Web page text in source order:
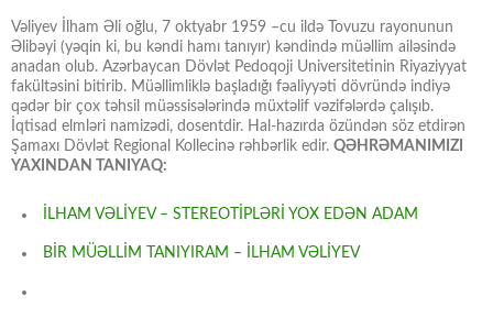
Vəliyev İlham Əli oğlu, 7 oktyabr 1959 –cu ildə Tovuzu rayonunun
Əlibəyi (yəqin ki, bu kəndi hamı tanıyır) kəndində müəllim ailəsində
anadan olub. Azərbaycan Dövlət Pedoqoji Universitetinin Riyaziyyat
fakültəsini bitirib. Müəllimliklə başladığı fəaliyyəti dövründə indiyə
qədər bir çox təhsil müəssisələrində müxtəlif vəzifələrdə çalışıb.
İqtisad elmləri namizədi, dosentdir. Hal-hazırda özündən söz etdirən
Şamaxı Dövlət Regional Kollecinə rəhbərlik edir. QƏHRƏMANIMIZI
YAXINDAN TANIYAQ:
İLHAM VƏLİYEV – STEREOTİPLƏRİ YOX EDƏN ADAM
BİR MÜƏLLİM TANIYIRAM – İLHAM VƏLİYEV